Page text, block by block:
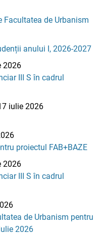
Facultatea de Urbanism
anului I, 2026-2027
2026
III S în cadrul
iulie 2026
proiectul FAB+BAZE
2026
III S în cadrul
de Urbanism pentru
2026